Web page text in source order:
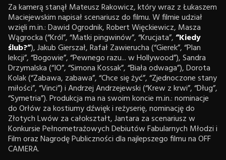
Za kamerą stanął Mateusz Rakowicz, który wraz z Łukaszem
Maciejewskim napisał scenariusz do filmu. W filmie udział
wzięli m.in.: Dawid Ogrodnik, Robert Więckiewicz, Masza
Wągrocka (“Król”, “Matki pingwinów”, “Krucjata”,“Kiedy
ślub?”), Jakub Gierszał, Rafał Zawierucha (“Gierek”, “Plan
lekcji”, “Bogowie”, “Pewnego razu... w Hollywood”), Sandra
Drzymalska (“IO”, “Simona Kossak”, “Biała odwaga”), Dorota
Kolak (“Zabawa, zabawa”, “Chce się żyć”, “Zjednoczone stany
miłości”, “Vinci”) i Andrzej Andrzejewski (“Krew z krwi”, “Dług”,
“Symetria”). Produkcja ma na swoim koncie m.in.: nominacje
do Orłów za kostiumy dźwięk i reżyserię, nominację do
Złotych Lwów za całokształt, Jantara za scenariusz w
Konkursie Pełnometrażowych Debiutów Fabularnych Młodzi i
Film oraz Nagrodę Publiczności dla najlepszego filmu na OFF
CAMERA.